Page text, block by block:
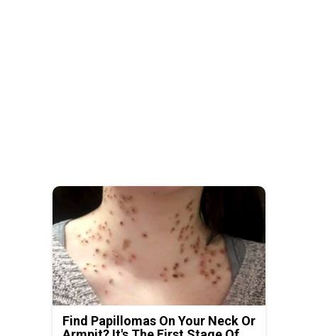
Find Papillomas On Your Neck Or